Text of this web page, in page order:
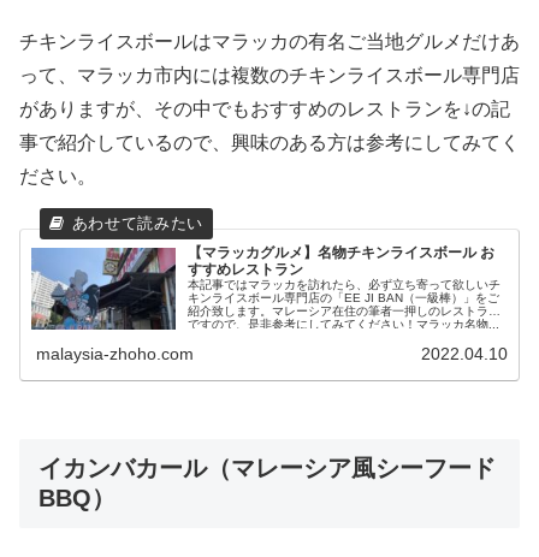
チキンライスボールはマラッカの有名ご当地グルメだけあ
って、マラッカ市内には複数のチキンライスボール専門店
がありますが、その中でもおすすめのレストランを↓の記
事で紹介しているので、興味のある方は参考にしてみてく
ださい。
【マラッカグルメ】名物チキンライスボール お
すすめレストラン
本記事ではマラッカを訪れたら、必ず立ち寄って欲しいチ
キンライスボール専門店の「EE JI BAN（一級棒）」をご
紹介致します。マレーシア在住の筆者一押しのレストラン
ですので、是非参考にしてみてください！マラッカ名物...
malaysia-zhoho.com 2022.04.10
イカンバカール（マレーシア風シーフード
BBQ）